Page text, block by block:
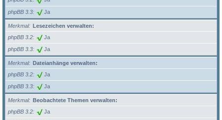
phpBB 3.3 Ja
Merkmal
Lesezeichen verwalten:
phpBB 3.2
Ja
phpBB 3.3 Ja
Merkmal
Dateianhänge verwalten:
phpBB 3.2
Ja
phpBB 3.3 Ja
Merkmal
Beobachtete Themen verwalten:
phpBB 3.2
Ja